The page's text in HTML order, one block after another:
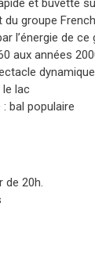
et buvette
du groupe
l’énergie de
aux années
le lac
: bal populaire
de 20h.